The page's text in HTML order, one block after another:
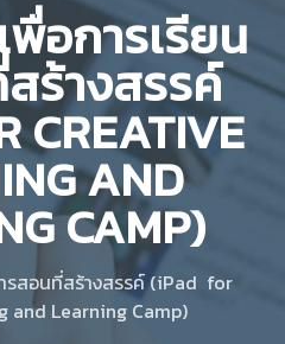
พื่อการเรียน
ร้างสรรค์
CREATIVE
AND
CAMP)
รสอนที่สร้างสรรค์ (iPad for
and Learning Camp)